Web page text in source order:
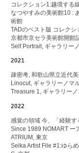
コレクション1:越境する
なつやすみの美術館10 :
術館
TADのベスト版 コレク
京都市京セラ美術館開館
Self Portrait, ギャラリー
2021
疎密考, 和歌山県立近代
Linocut, ギャラリーノマ
Treasure 1, ギャラリーノ
2022
感覚の領域 今、「経験
Since 1989 NOMART ー
ATRIUM, 東京
Seika Artist File #1:ゆら